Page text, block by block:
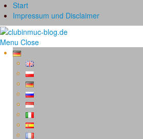
Start
Impressum und Disclaimer
Menu Close